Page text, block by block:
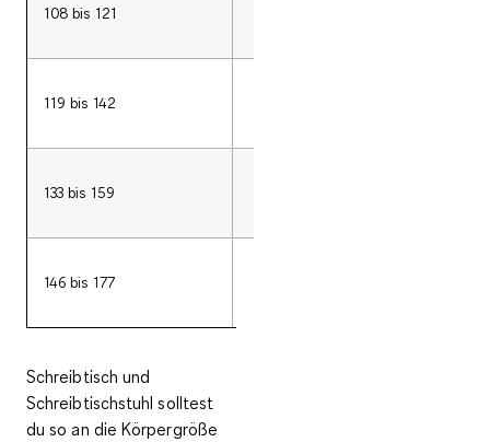
108 bis 121
119 bis 142
133 bis 159
146 bis 177
Schreibtisch und
Schreibtischstuhl solltest
du so an die Körpergröße